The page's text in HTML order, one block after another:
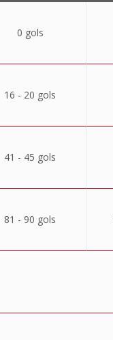
0 gols
16 - 20 gols
41 - 45 gols
81 - 90 gols